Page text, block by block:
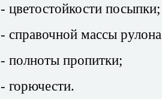
- цветостойкости посыпки;
- справочной массы
- полноты пропитки;
- горючести.